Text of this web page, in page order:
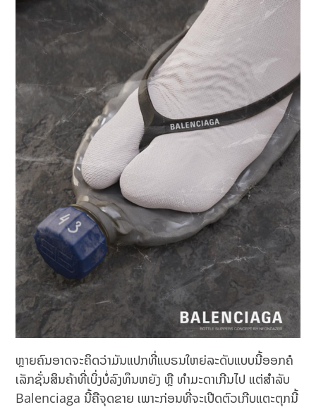
ຫຼາຍຄົນອາດຈະຄິດວ່າມັນແປກທີ່ແບຣນໃຫຍ່ລະດັບແບບນີ້ອອກຄໍ
ເລັກຊັ່ນສິນຄ້າທີ່ເບິ່ງບໍ່ລົງທຶນຫຍັງ ຫຼື ທຳມະດາເກີນໄປ ແຕ່ສຳລັບ
Balenciaga ນີ້ຄືຈຸດຂາຍ ເພາະກ່ອນທີ່ຈະເປີດຕົວເກີບແຕະຕຸກນີ້